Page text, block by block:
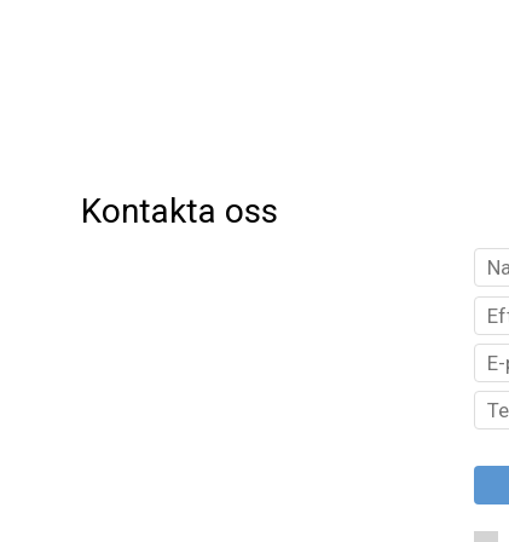
Kontakta oss